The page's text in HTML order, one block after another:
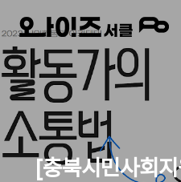
[충북시민사회